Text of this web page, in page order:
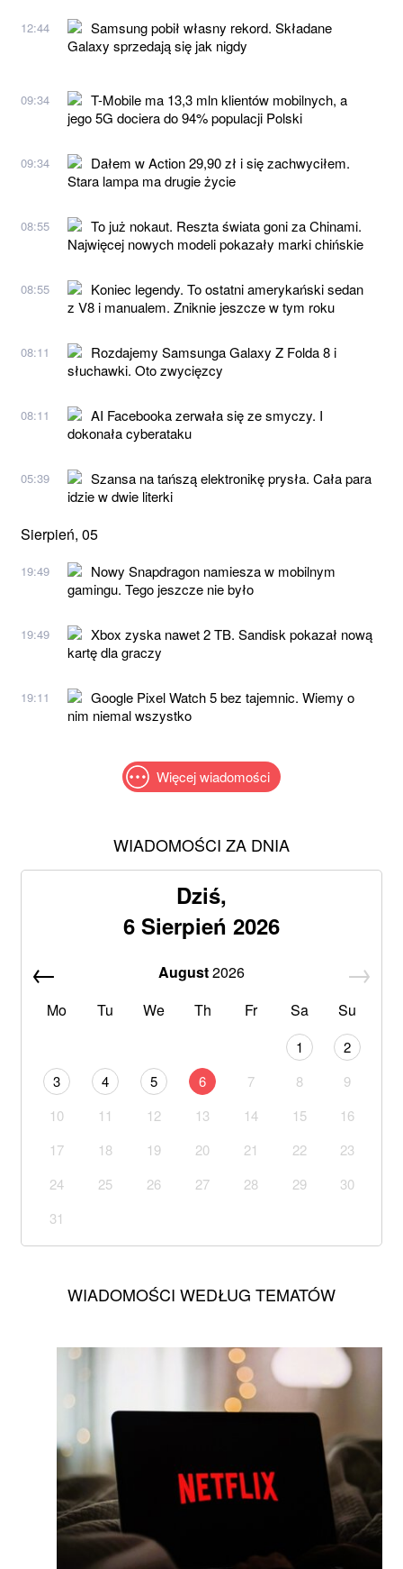
12:44
Samsung pobił własny rekord. Składane
Galaxy sprzedają się jak nigdy
09:34
T-Mobile ma 13,3 mln klientów mobilnych, a
jego 5G dociera do 94% populacji Polski
09:34
Dałem w Action 29,90 zł i się zachwyciłem.
Stara lampa ma drugie życie
08:55
To już nokaut. Reszta świata goni za Chinami.
Najwięcej nowych modeli pokazały marki chińskie
08:55
Koniec legendy. To ostatni amerykański sedan
z V8 i manualem. Zniknie jeszcze w tym roku
08:11
Rozdajemy Samsunga Galaxy Z Folda 8 i
słuchawki. Oto zwycięzcy
08:11
AI Facebooka zerwała się ze smyczy. I
dokonała cyberataku
05:39
Szansa na tańszą elektronikę prysła. Cała para
idzie w dwie literki
Sierpień, 05
19:49
Nowy Snapdragon namiesza w mobilnym
gamingu. Tego jeszcze nie było
19:49
Xbox zyska nawet 2 TB. Sandisk pokazał nową
kartę dla graczy
19:11
Google Pixel Watch 5 bez tajemnic. Wiemy o
nim niemal wszystko
Więcej wiadomości
WIADOMOŚCI ZA DNIA
Dziś,
6 Sierpień 2026
August2026
Mo
Tu We Th Fr Sa Su
1
2
3
4 5 6 7 8
9
10
11 12 13 14 15
16
17
18 19 20 21 22
23
24
25 26 27 28 29
30
31
WIADOMOŚCI WEDŁUG TEMATÓW